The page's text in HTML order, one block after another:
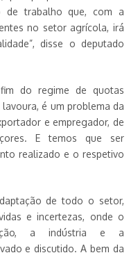
de trabalho que, com a
no setor agrícola, irá
disse o deputado
do regime de quotas
é um problema da
e empregador, de
E temos que ser
realizado e o respetivo
de todo o setor,
e incertezas, onde o
a indústria e a
e discutido. A bem da